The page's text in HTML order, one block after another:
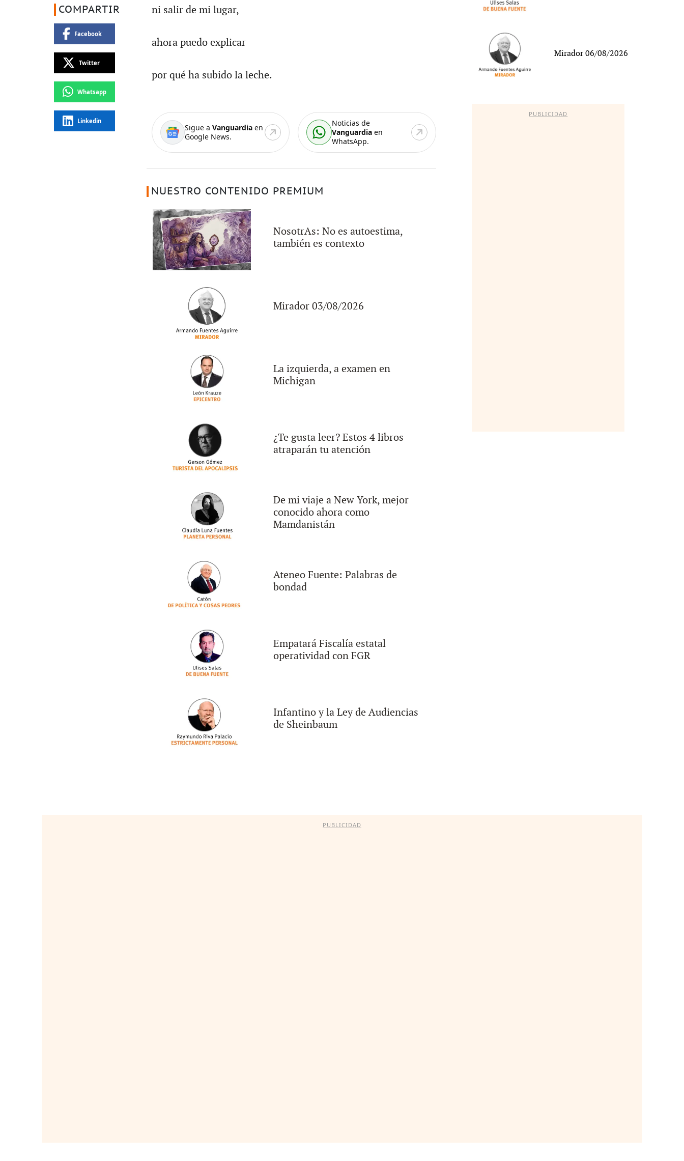
COMPARTIR
Facebook
Twitter
Whatsapp
Linkedin
ni salir de mi lugar,
ahora puedo explicar
por qué ha subido la leche.
Sigue a Vanguardiaen
Google News.
Noticias de
Vanguardia en
WhatsApp.
NUESTRO CONTENIDO PREMIUM
NosotrAs: No es autoestima,
también es contexto
Mirador 03/08/2026
La izquierda, a examen en
Michigan
¿Te gusta leer? Estos 4 libros
atraparán tu atención
De mi viaje a New York, mejor
conocido ahora como
Mamdanistán
Ateneo Fuente: Palabras de
bondad
Empatará Fiscalía estatal
operatividad con FGR
Infantino y la Ley de Audiencias
de Sheinbaum
Mirador 06/08/2026
PUBLICIDAD
PUBLICIDAD